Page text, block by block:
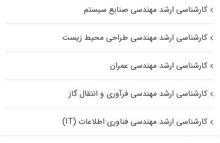
کارشناسی ارشد مهندسی صنایع سیستم
کارشناسی ارشد مهندسی طراحی محیط زیست
کارشناسی ارشد مهندسی عمران
کارشناسی ارشد مهندسی فرآوری و انتقال گاز
کارشناسی ارشد مهندسی فناوری اطلاعات (IT)